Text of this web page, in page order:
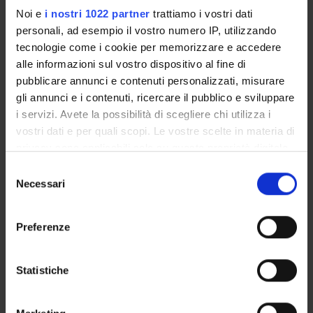
Noi e i nostri 1022 partner trattiamo i vostri dati
personali, ad esempio il vostro numero IP, utilizzando
tecnologie come i cookie per memorizzare e accedere
alle informazioni sul vostro dispositivo al fine di
pubblicare annunci e contenuti personalizzati, misurare
gli annunci e i contenuti, ricercare il pubblico e sviluppare
i servizi. Avete la possibilità di scegliere chi utilizza i
vostri dati e per quali scopi. Le vostre scelte in materia di
modificare o revocare il proprio consenso in qualsiasi
momento dalla Dichiarazione sui cookie o facendo clic
raccogliere informazioni sulla tua posizione
geografica, con un'approssimazione di qualche
delNecessari
Preferenze
Statistiche
COLLABORAZIONE A TEMPO PARZIALE - 150
ORE
ATTESTAZIONE PER IL DATORE DI LAVORO
Contacts
Places